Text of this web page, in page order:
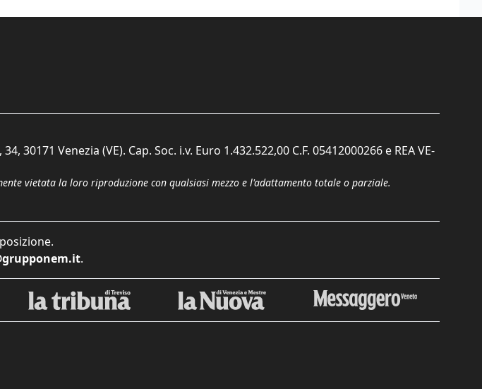
30171 Venezia (VE). Cap. Soc. i.v. Euro 1.432.522,00 C.F. 05412000266 e REA VE-
vietata la loro riproduzione con qualsiasi mezzo e l'adattamento totale o parziale.
.